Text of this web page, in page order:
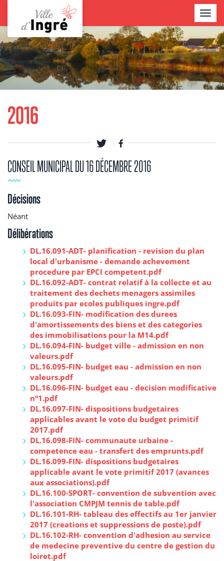
contenu
principal
Contenu
2016
CONSEIL MUNICIPAL DU 16 DÉCEMBRE 2016
Décisions
Néant
Délibérations
DL.16.091-ADT- planification - revision du plan
local d'urbanisme - demande achevement
procedure par EPCI competent.pdf
DL.16.092-ADT- contrat relatif à la collecte et au
traitement des dechets menagers assimiles
produits par ecoles publiques ingre.pdf
DL.16.093-FIN- modification des durees
d'amortissements des biens et des categories
des immobilisations pour la M14.pdf
DL.16.094-FIN- budget ville - admission en non
valeurs.pdf
DL.16.095-FIN- budget eau - admission en non
valeurs.pdf
DL.16.096-FIN- budget eau - decision modificative
n°1.pdf
DL.16.097-FIN- dispositions budgetaires
applicables avant le vote du budget primitif
2017.pdf
DL.16.098-FIN- communaute urbaine -
competence eau - transfert des emprunts.pdf
DL.16.099-FIN- dispositions budgetaires
applicable avant le vote primitif 2017 (avances
aux associations).pdf
DL.16.100-SPORT- convention de subvention avec
l'association CMPJM tennis de table.pdf
DL.16.101-RH- tableau des effectifs au 1er janvier
2017 (creations et suppressions de poste).pdf
DL.16.102-RH- convention d'adhesion au service
de medecine preventive du centre de gestion du
loiret.pdf